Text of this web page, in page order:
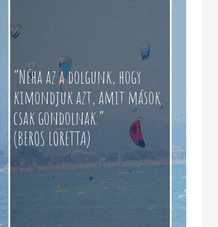
“Néha az a dolgunk, hogy
kimondjuk azt, amit mások
csak gondolnak.”
(BEROS LORETTA)